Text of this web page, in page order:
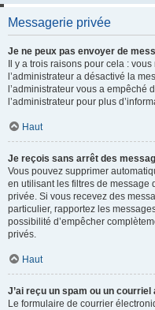
Messagerie privée
Je ne peux pas envoyer de
Il y a trois raisons pour cela :
l’administrateur a désactivé la
l’administrateur vous a empêché
l’administrateur pour plus
Haut
Je reçois sans arrêt des
Vous pouvez supprimer
en utilisant les filtres de message
privée. Si vous recevez des
particulier, rapportez les
possibilité d’empêcher
privés.
Haut
J’ai reçu un spam ou un
Le formulaire de courrier